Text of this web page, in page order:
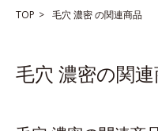
TOP 毛穴 濃密の関連商品
毛穴 濃密の関